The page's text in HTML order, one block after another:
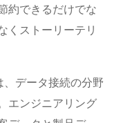
約できるだけでな
くストーリーテリ
データ接続の分野
エンジニアリング